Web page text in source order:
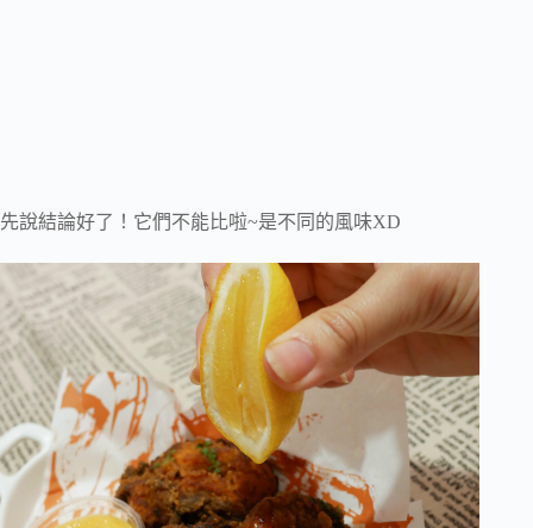
先說結論好了！它們不能比啦~是不同的風味XD